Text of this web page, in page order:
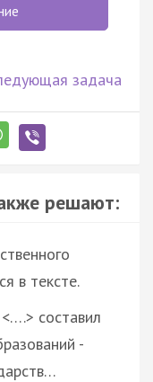
задача
решают:
в тексте.
составил
-